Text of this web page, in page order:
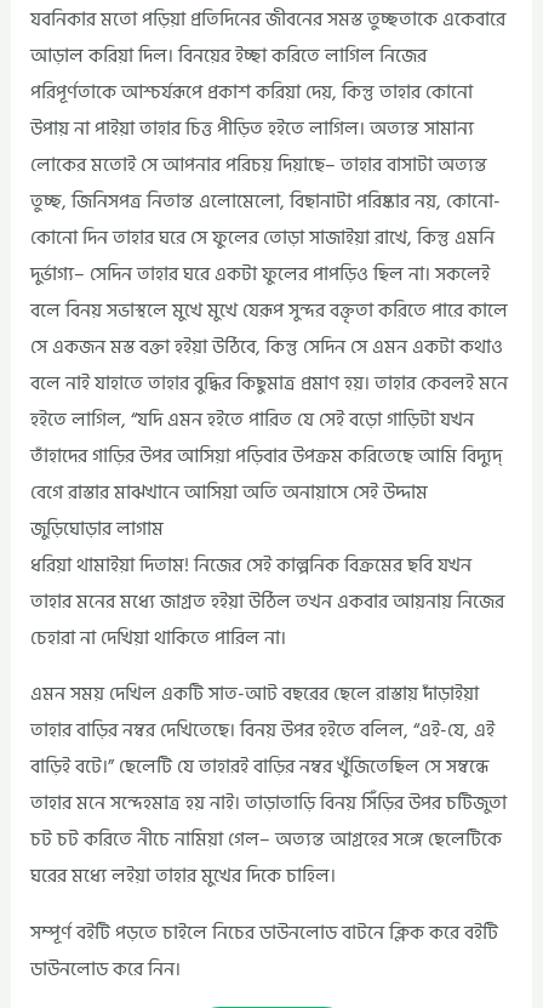
যবনিকার মতো পড়িয়া প্রতিদিনের জীবনের সমস্ত তুচ্ছতাকে একেবারে
আড়াল করিয়া দিল। বিনয়ের ইচ্ছা করিতে লাগিল নিজের
পরিপূর্ণতাকে আশ্চর্যরূপে প্রকাশ করিয়া দেয়, কিন্তু তাহার কোনো
উপায় না পাইয়া তাহার চিত্ত পীড়িত হইতে লাগিল। অত্যন্ত সামান্য
লোকের মতোই সে আপনার পরিচয় দিয়াছে– তাহার বাসাটা অত্যন্ত
তুচ্ছ, জিনিসপত্র নিতান্ত এলোমেলো, বিছানাটা পরিষ্কার নয়, কোনো-
কোনো দিন তাহার ঘরে সে ফুলের তোড়া সাজাইয়া রাখে, কিন্তু এমনি
দুর্ভাগ্য– সেদিন তাহার ঘরে একটা ফুলের পাপড়িও ছিল না। সকলেই
বলে বিনয় সভাস্থলে মুখে মুখে যেরূপ সুন্দর বক্তৃতা করিতে পারে কালে
সে একজন মস্ত বক্তা হইয়া উঠিবে, কিন্তু সেদিন সে এমন একটা কথাও
বলে নাই যাহাতে তাহার বুদ্ধির কিছুমাত্র প্রমাণ হয়। তাহার কেবলই মনে
হইতে লাগিল, “যদি এমন হইতে পারিত যে সেই বড়ো গাড়িটা যখন
তাঁহাদের গাড়ির উপর আসিয়া পড়িবার উপক্রম করিতেছে আমি বিদ্যুদ্‌
বেগে রাস্তার মাঝখানে আসিয়া অতি অনায়াসে সেই উদ্দাম
জুড়িঘোড়ার লাগাম
ধরিয়া থামাইয়া দিতাম! নিজের সেই কাল্পনিক বিক্রমের ছবি যখন
তাহার মনের মধ্যে জাগ্রত হইয়া উঠিল তখন একবার আয়নায় নিজের
চেহারা না দেখিয়া থাকিতে পারিল না।
এমন সময় দেখিল একটি সাত-আট বছরের ছেলে রাস্তায় দাঁড়াইয়া
তাহার বাড়ির নম্বর দেখিতেছে। বিনয় উপর হইতে বলিল, “এই-যে, এই
বাড়িই বটে।” ছেলেটি যে তাহারই বাড়ির নম্বর খুঁজিতেছিল সে সম্বন্ধে
তাহার মনে সন্দেহমাত্র হয় নাই। তাড়াতাড়ি বিনয় সিঁড়ির উপর চটিজুতা
চট চট করিতে নীচে নামিয়া গেল– অত্যন্ত আগ্রহের সঙ্গে ছেলেটিকে
ঘরের মধ্যে লইয়া তাহার মুখের দিকে চাহিল।
সম্পূর্ণ বইটি পড়তে চাইলে নিচের ডাউনলোড বাটনে ক্লিক করে বইটি
ডাউনলোড করে নিন।